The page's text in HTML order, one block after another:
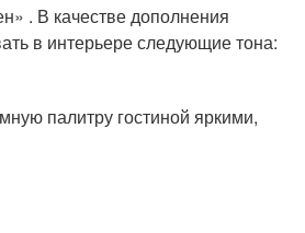
. В качестве дополнения
в интерьере следующие тона:
палитру гостиной яркими,